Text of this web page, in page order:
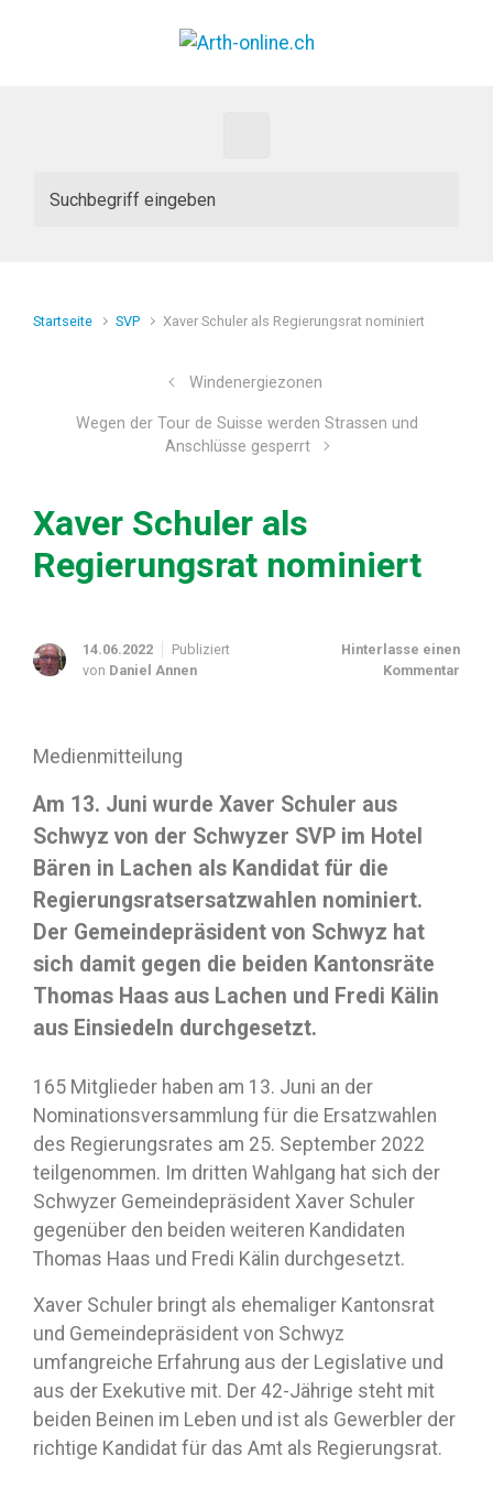
Startseite SVP Xaver Schuler als Regierungsrat nominiert
Windenergiezonen
Wegen der Tour de Suisse werden Strassen und
Anschlüsse gesperrt
Xaver Schuler als
Regierungsrat nominiert
14.06.2022
Publiziert
von Daniel Annen
Hinterlasse einen
Kommentar
Medienmitteilung
Am 13. Juni wurde Xaver Schuler aus
Schwyz von der Schwyzer SVP im Hotel
Bären in Lachen als Kandidat für die
Regierungsratsersatzwahlen nominiert.
Der Gemeindepräsident von Schwyz hat
sich damit gegen die beiden Kantonsräte
Thomas Haas aus Lachen und Fredi Kälin
aus Einsiedeln durchgesetzt.
165 Mitglieder haben am 13. Juni an der
Nominationsversammlung für die Ersatzwahlen
des Regierungsrates am 25. September 2022
teilgenommen. Im dritten Wahlgang hat sich der
Schwyzer Gemeindepräsident Xaver Schuler
gegenüber den beiden weiteren Kandidaten
Thomas Haas und Fredi Kälin durchgesetzt.
Xaver Schuler bringt als ehemaliger Kantonsrat
und Gemeindepräsident von Schwyz
umfangreiche Erfahrung aus der Legislative und
aus der Exekutive mit. Der 42-Jährige steht mit
beiden Beinen im Leben und ist als Gewerbler der
richtige Kandidat für das Amt als Regierungsrat.